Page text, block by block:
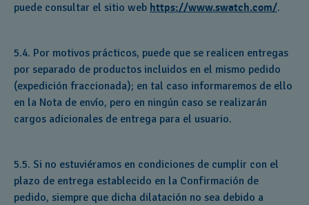
puede consultar el sitio web https://www.swatch.com/.
5.4. Por motivos prácticos, puede que se realicen entregas
por separado de productos incluidos en el mismo pedido
(expedición fraccionada); en tal caso informaremos de ello
en la Nota de envío, pero en ningún caso se realizarán
cargos adicionales de entrega para el usuario.
5.5. Si no estuviéramos en condiciones de cumplir con el
plazo de entrega establecido en la Confirmación de
pedido, siempre que dicha dilatación no sea debido a